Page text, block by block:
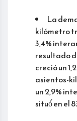
La
kilómetro
3,4%
resultado
creció un
asientos-
un 2,9%
situó́ en el